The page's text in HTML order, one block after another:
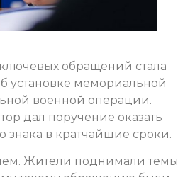
обращений стала
установке мемориальной
военной операции.
дал поручение оказать
знака в кратчайшие сроки.
Жители поднимали темы